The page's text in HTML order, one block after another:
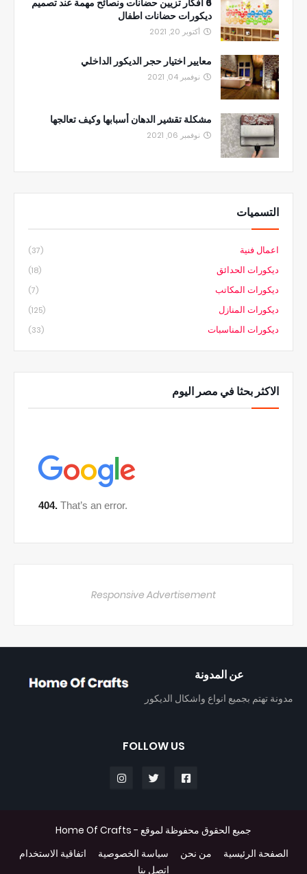
6 افكار تزيين حضانات ونصائح مهمة عند تصميم
ديكورات حضانات اطفال
أكتوبر 20, 2021
معايير اختيار حجر الديكور الداخلي
نوفمبر 04, 2021
مشكلة تقشير الدهان أسبابها وكيف تعالجها
نوفمبر 06, 2021
التسميات
اعمال فنية (37)
ديكورات الحدائق (18)
ديكورات المكاتب (7)
ديكورات المنازل (125)
ديكورات المناسبات (33)
الاكثر بحثا في مصر اليوم
Responsive Advertisement
عن المدونة
مدونة تهتم بجميع انواع واشكال الديكور
FOLLOW US
جميع الحقوق محفوظة لموقع - Home Of Crafts
الصفحة الرئيسية
من نحن سياسة الخصوصية
اتفاقية الاستخدام
اتصل بنا